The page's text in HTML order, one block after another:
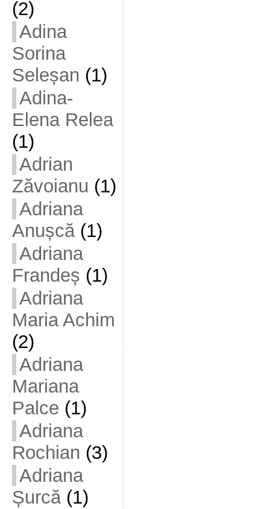
(2)
Adina
Sorina
Seleșan (1)
Adina-
Elena Relea
(1)
Adrian
Zăvoianu (1)
Adriana
Anușcă(1)
Adriana
Frandeș (1)
Adriana
Maria Achim
(2)
Adriana
Mariana
Palce (1)
Adriana
Rochian (3)
Adriana
Șurcă(1)